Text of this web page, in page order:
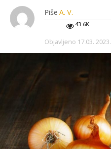
Piše A. V.
43.6K
Objavljeno 17.03. 2023.